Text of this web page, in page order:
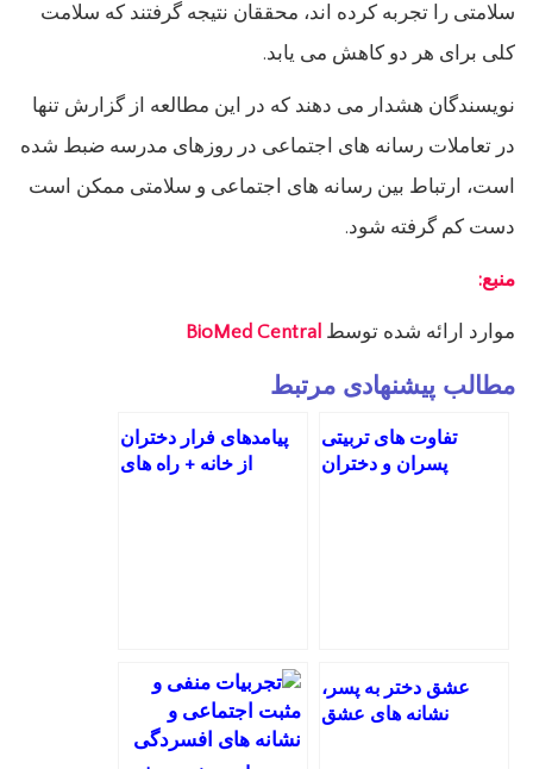
سلامتی را تجربه کرده اند، محققان نتیجه گرفتند که سلامت
کلی برای هر دو کاهش می یابد.
نویسندگان هشدار می دهند که در این مطالعه از گزارش تنها
در تعاملات رسانه های اجتماعی در روزهای مدرسه ضبط شده
است، ارتباط بین رسانه های اجتماعی و سلامتی ممکن است
دست کم گرفته شود.
منبع:
موارد ارائه شده توسط BioMed Central
مطالب پیشنهادی مرتبط
تفاوت های تربیتی
پسران و دختران
پیامدهای فرار دختران
از خانه + راه های
عشق دختر به پسر،
نشانه های عشق